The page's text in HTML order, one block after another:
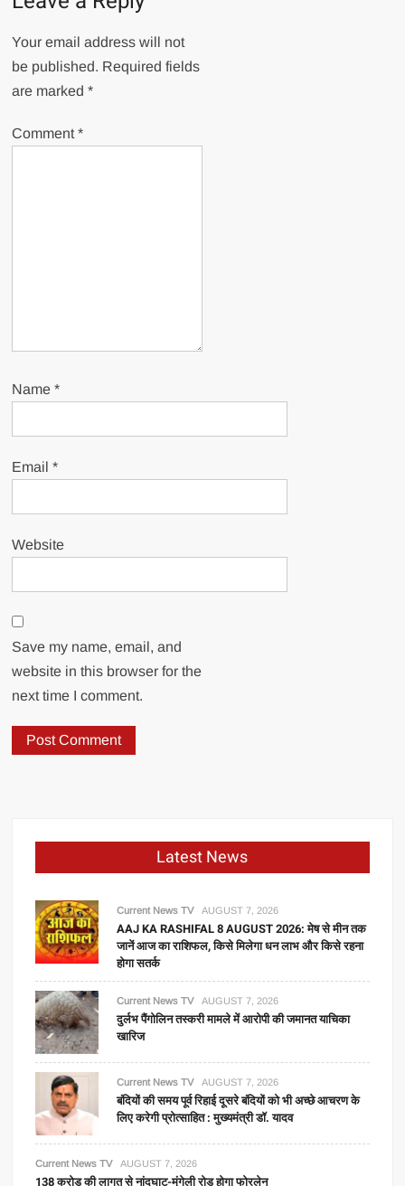
Your email address will not
be published. Required fields
are marked*
Comment*
Name*
Email*
Website
Save my name, email, and
website in this browser for the
next time I comment.
Latest News
Current News TV AUGUST 7, 2026
AAJ KA RASHIFAL 8 AUGUST 2026: मेष से मीन तक
जानें आज का राशिफल, किसे मिलेगा धन लाभ और किसे रहना
होगा सतर्क
Current News TV AUGUST 7, 2026
दुर्लभ पैंगोलिन तस्करी मामले में आरोपी की जमानत याचिका
खारिज
Current News TV AUGUST 7, 2026
बंदियों की समय पूर्व रिहाई दूसरे बंदियों को भी अच्छे आचरण के
लिए करेगी प्रोत्साहित : मुख्यमंत्री डॉ. यादव
Current News TV AUGUST 7, 2026
138 करोड़ की लागत से नांदघाट-मुंगेली रोड होगा फोरलेन